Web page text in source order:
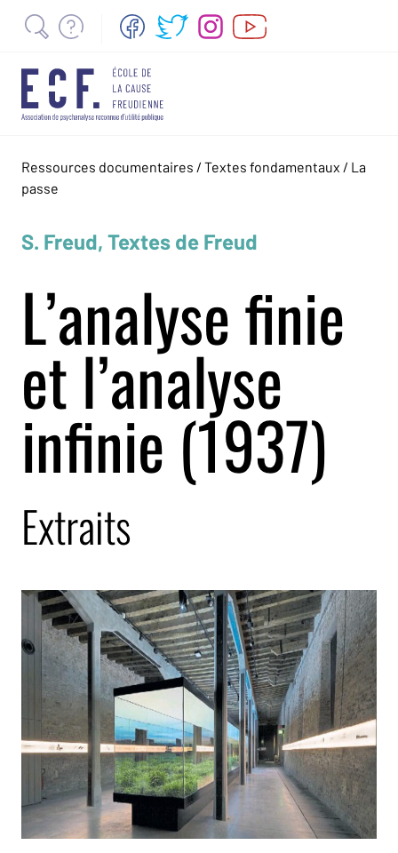
Ressources documentaires / Textes fondamentaux / La
passe
S. Freud, Textes de Freud
L’analyse finie
et l’analyse
infinie (1937)
Extraits